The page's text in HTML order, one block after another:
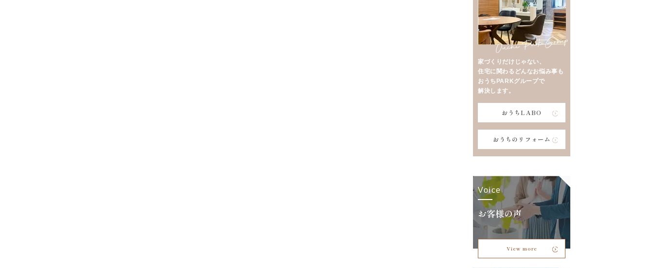
家づくりだけじゃない、
住宅に関わるどんなお悩み事も
おうちPARKグループで
解決します。
おうちLABO
おうちのリフォーム
Voice
お客様の声
View more